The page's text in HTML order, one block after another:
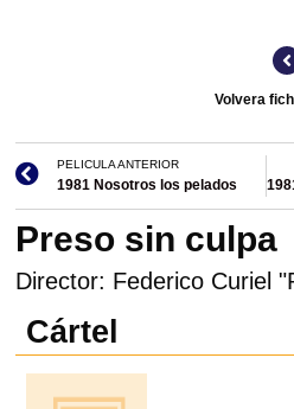
Volvera
PELICULA ANTERIOR
1981 Nosotros los pelados
Preso sin culpa
Director: Federico Curiel
Cártel